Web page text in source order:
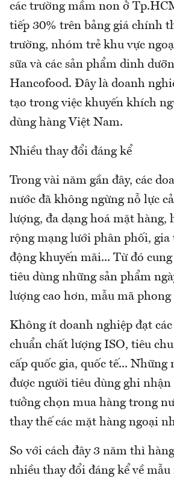
các trường mầm non ở
tiếp 30% trên bảng giá chính
trường, nhóm trẻ khu vực
sữa và các sản phẩm dinh
Hancofood. Đây là doanh
tạo trong việc khuyến khích
dùng hàng Việt Nam.
Nhiều thay đổi đáng kể
Trong vài năm gần đây, các
nước đã không ngừng nỗ lực
lượng, đa dạng hoá mặt hàng,
rộng mạng lưới phân phối, gia
động khuyến mãi... Từ đó
tiêu dùng những sản phẩm
lượng cao hơn, mẫu mã phong
Không ít doanh nghiệp đạt
chuẩn chất lượng ISO, tiêu
cấp quốc gia, quốc tế... Những
được người tiêu dùng ghi
tưởng chọn mua hàng trong
thay thế các mặt hàng ngoại
So với cách đây 3 năm thì
nhiều thay đổi đáng kể về mẫu